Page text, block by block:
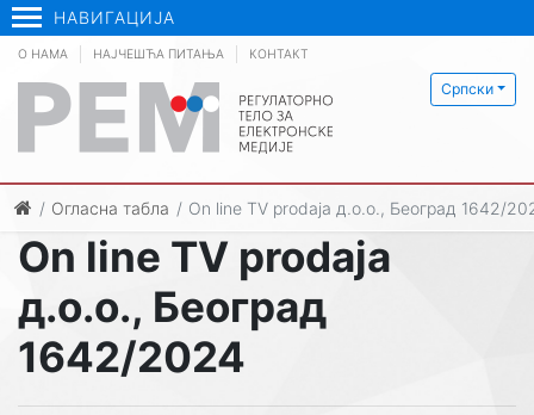
НАВИГАЦИЈА
Српски
О НАМА НАЈЧЕШЋА ПИТАЊА КОНТАКТ
Огласна табла On line TV prodaja д.о.о., Београд 1642/
On line TV prodaja
д.о.о., Београд
1642/2024